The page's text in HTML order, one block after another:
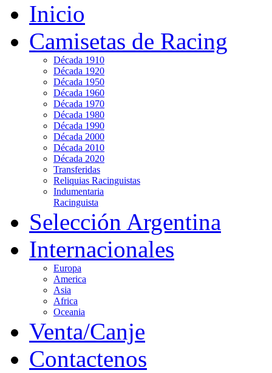
Inicio
Camisetas de Racing
Década 1910
Década 1920
Década 1950
Década 1960
Década 1970
Década 1980
Década 1990
Década 2000
Década 2010
Década 2020
Transferidas
Reliquias Racinguistas
Indumentaria
Racinguista
Selección Argentina
Internacionales
Europa
America
Asia
Africa
Oceania
Venta/Canje
Contactenos